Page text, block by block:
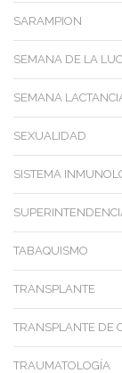
SARAMPION
SEMANA DE LA
SEMANA
SEXUALIDAD
SISTEMA
TABAQUISMO
TRANSPLANTE
TRANSPLANTE DE
TRAUMATOLOGÍA